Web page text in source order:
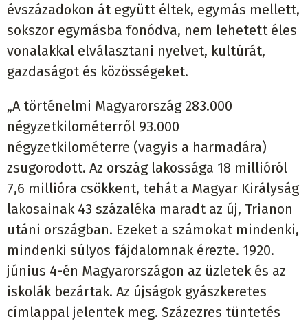
évszázadokon át együtt éltek, egymás mellett,
sokszor egymásba fonódva, nem lehetett éles
vonalakkal elválasztani nyelvet, kultúrát,
gazdaságot és közösségeket.
„A történelmi Magyarország 283.000
négyzetkilométerről 93.000
négyzetkilométerre (vagyis a harmadára)
zsugorodott. Az ország lakossága 18 millióról
7,6 millióra csökkent, tehát a Magyar Királyság
lakosainak 43 százaléka maradt az új, Trianon
utáni országban. Ezeket a számokat mindenki,
mindenki súlyos fájdalomnak érezte. 1920.
június 4-én Magyarországon az üzletek és az
iskolák bezártak. Az újságok gyászkeretes
címlappal jelentek meg. Százezres tüntetés